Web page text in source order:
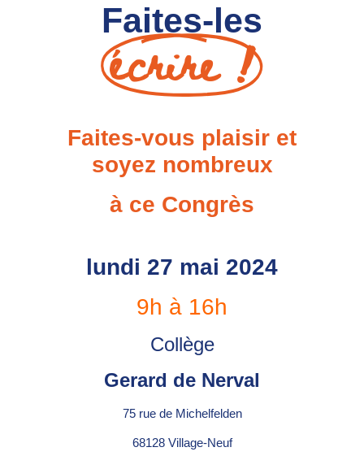
Faites-les
écrire !
Faites-vous plaisir et
soyez nombreux
à ce Congrès
lundi 27 mai 2024
9h à 16h
Collège
Gerard de Nerval
75 rue de Michelfelden
68128 Village-Neuf